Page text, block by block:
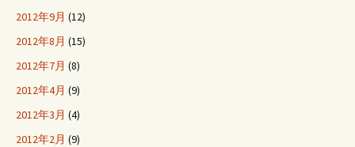
2012年9月 (12)
2012年8月 (15)
2012年7月 (8)
2012年4月 (9)
2012年3月 (4)
2012年2月 (9)